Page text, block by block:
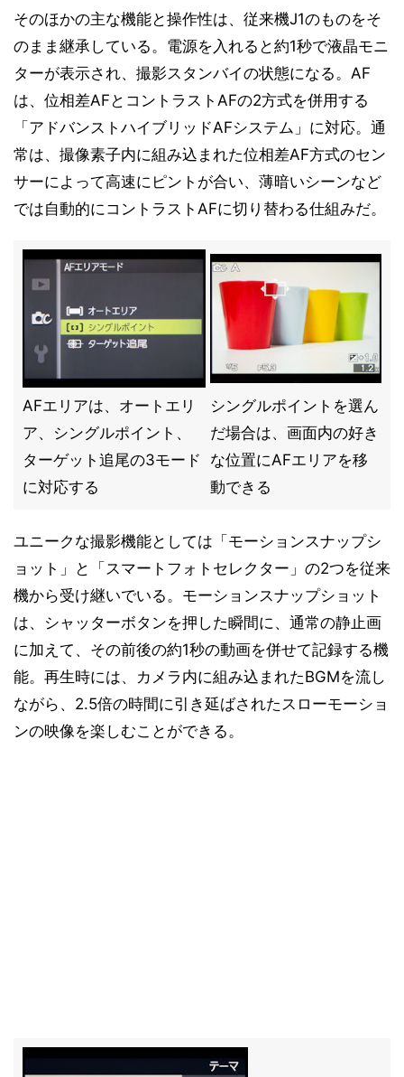
そのほかの主な機能と操作性は、従来機J1のものをそ
のまま継承している。電源を入れると約1秒で液晶モニ
ターが表示され、撮影スタンバイの状態になる。AF
は、位相差AFとコントラストAFの2方式を併用する
「アドバンストハイブリッドAFシステム」に対応。通
常は、撮像素子内に組み込まれた位相差AF方式のセン
サーによって高速にピントが合い、薄暗いシーンなど
では自動的にコントラストAFに切り替わる仕組みだ。
AFエリアは、オートエリ
ア、シングルポイント、
ターゲット追尾の3モード
に対応する
シングルポイントを選ん
だ場合は、画面内の好き
な位置にAFエリアを移
動できる
ユニークな撮影機能としては「モーションスナップシ
ョット」と「スマートフォトセレクター」の2つを従来
機から受け継いでいる。モーションスナップショット
は、シャッターボタンを押した瞬間に、通常の静止画
に加えて、その前後の約1秒の動画を併せて記録する機
能。再生時には、カメラ内に組み込まれたBGMを流し
ながら、2.5倍の時間に引き延ばされたスローモーショ
ンの映像を楽しむことができる。